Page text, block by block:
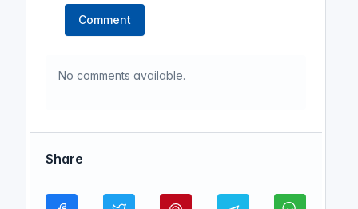
Comment
No comments available.
Share